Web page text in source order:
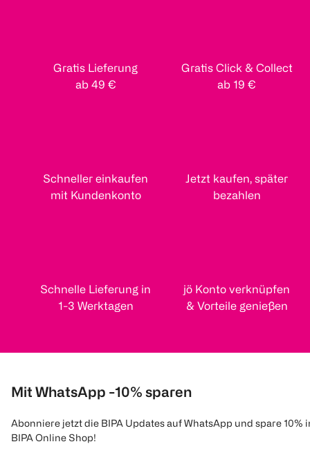
Gratis Lieferung
ab 49 €
Gratis Click & Collect
ab 19 €
Schneller einkaufen
mit Kundenkonto
Jetzt kaufen, später
bezahlen
Schnelle Lieferung in
1-3 Werktagen
jö Konto verknüpfen
& Vorteile genießen
Mit WhatsApp -10% sparen
Abonniere jetzt die BIPA Updates auf WhatsApp und spare 10%
BIPA Online Shop!